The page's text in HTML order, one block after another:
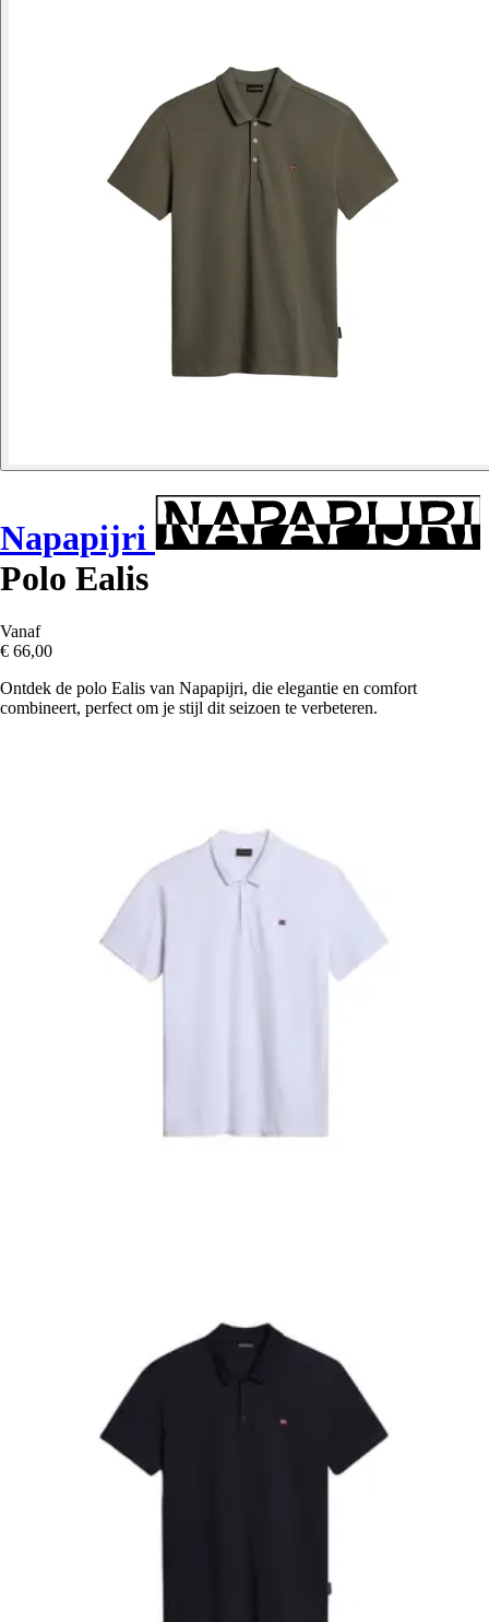
Napapijri
Polo Ealis
Vanaf
€ 66,00
Ontdek de polo Ealis van Napapijri, die elegantie en comfort
combineert, perfect om je stijl dit seizoen te verbeteren.